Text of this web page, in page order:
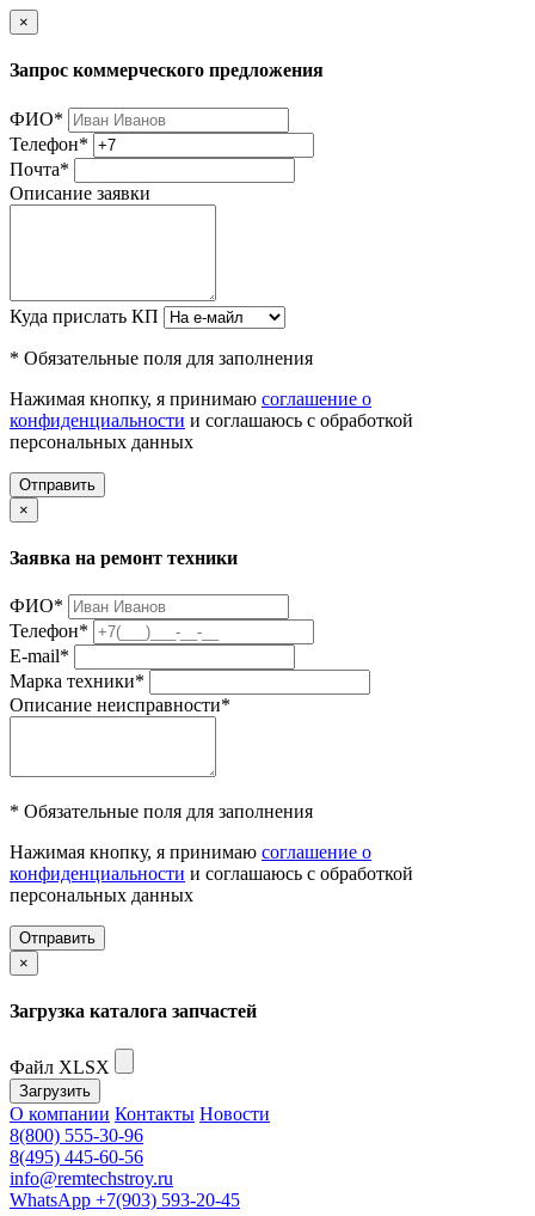
×
Запрос коммерческого предложения
ФИО*
Телефон*
Почта*
Описание заявки
Куда прислать КП
* Обязательные поля для заполнения
Нажимая кнопку, я принимаю соглашение о
конфиденциальности и соглашаюсь с обработкой
персональных данных
Отправить
×
Заявка на ремонт техники
ФИО*
Телефон*
E-mail*
Марка техники*
Описание неисправности*
* Обязательные поля для заполнения
Нажимая кнопку, я принимаю соглашение о
конфиденциальности и соглашаюсь с обработкой
персональных данных
Отправить
×
Загрузка каталога запчастей
Файл XLSX
Загрузить
О компании Контакты Новости
8(800) 555-30-96
8(495) 445-60-56
info@remtechstroy.ru
WhatsApp +7(903) 593-20-45